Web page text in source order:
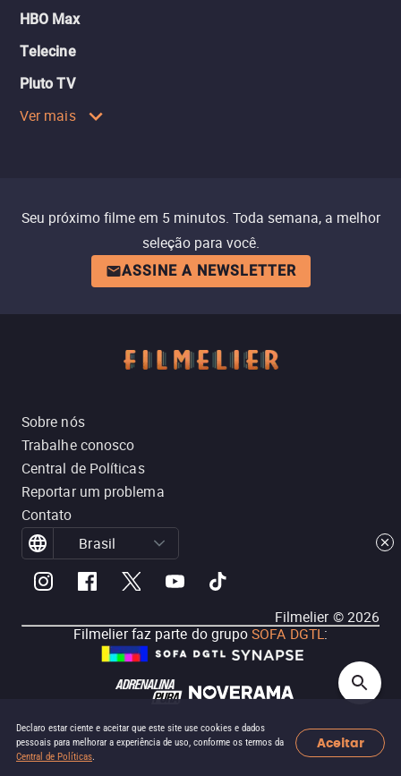
Declaro estar ciente e aceitar que este site use cookies e dados
pessoais para melhorar a experiência de uso, conforme os termos da
Central de Políticas.
Aceitar
HBO Max
Telecine
Pluto TV
Ver mais
Seu próximo filme em 5 minutos. Toda semana, a melhor
seleção para você.
ASSINE A NEWSLETTER
Sobre nós
Trabalhe conosco
Central de Políticas
Reportar um problema
Contato
Brasil
Filmelier ©2026
Filmelier faz parte do grupoSOFA DGTL: